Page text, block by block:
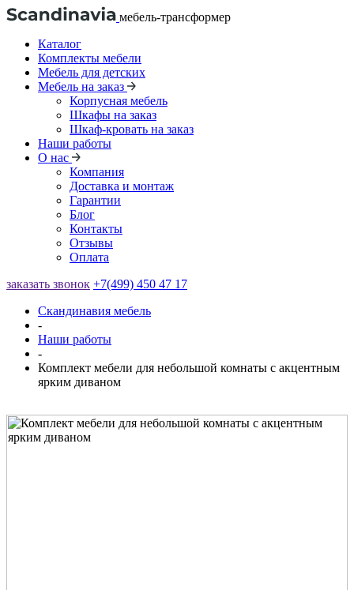
мебель-трансформер
Каталог
Комплекты мебели
Мебель для детских
Мебель на заказ
Корпусная мебель
Шкафы на заказ
Шкаф-кровать на заказ
Наши работы
О нас
Компания
Доставка и монтаж
Гарантии
Блог
Контакты
Отзывы
Оплата
заказать звонок +7(499) 450 47 17
Скандинавия мебель
-
Наши работы
-
Комплект мебели для небольшой комнаты с акцентным
ярким диваном